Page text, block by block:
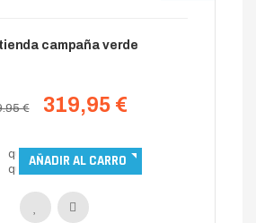
tienda campaña verde
€ 319,95 €